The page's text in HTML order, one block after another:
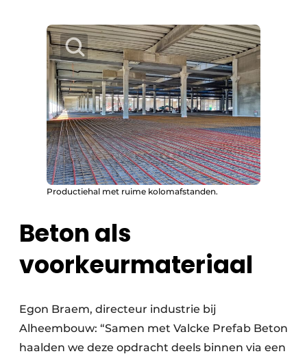
Productiehal met ruime kolomafstanden.
Beton als
voorkeurmateriaal
Egon Braem, directeur industrie bij
Alheembouw: “Samen met Valcke Prefab Beton
haalden we deze opdracht deels binnen via een